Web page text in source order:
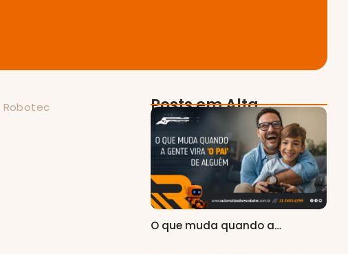
Robotec Posts em Alta
O que muda quando a…